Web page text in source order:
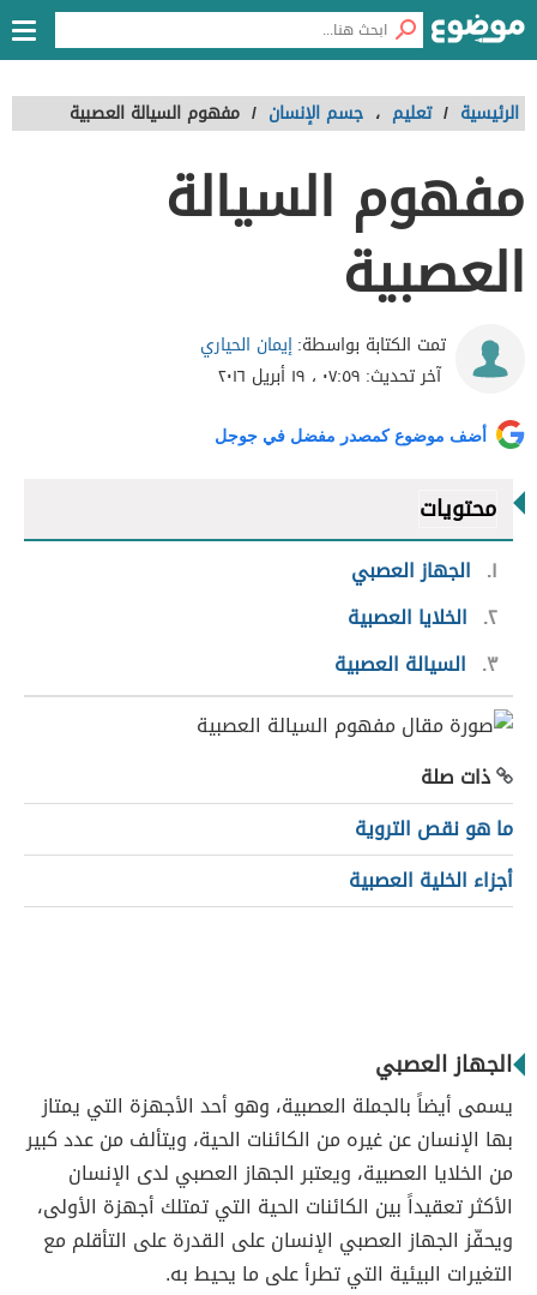
الرئيسية / تعليم ، جسم الإنسان / مفهوم السيالة العصبية
مفهوم السيالة
العصبية
تمت الكتابة بواسطة:إيمان الحياري
آخر تحديث: ٠٧:٥٩ ، ١٩ أبريل ٢٠١٦
أضف موضوع كمصدر مفضل في جوجل
محتويات
١
الجهاز العصبي
٢ الخلايا العصبية
٣
السيالة العصبية
ذات صلة
ما هو نقص التروية
أجزاء الخلية العصبية
الجهاز العصبي
يسمى أيضاً بالجملة العصبية، وهو أحد الأجهزة التي يمتاز
بها الإنسان عن غيره من الكائنات الحية، ويتألف من عدد كبير
من الخلايا العصبية، ويعتبر الجهاز العصبي لدى الإنسان
الأكثر تعقيداً بين الكائنات الحية التي تمتلك أجهزة الأولى،
ويحفّز الجهاز العصبي الإنسان على القدرة على التأقلم مع
التغيرات البيئية التي تطرأ على ما يحيط به.